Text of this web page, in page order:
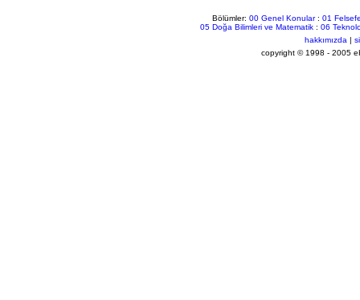
Bölümler: 00 Genel Konular: 01
05 Doğa Bilimleri ve Matematik: 06
hakkımızda |
copyright © 1998 - 2005